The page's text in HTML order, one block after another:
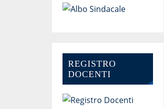
REGISTRO
DOCENTI